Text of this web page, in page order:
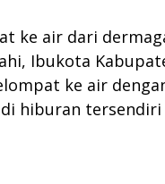
ke air dari
Ibukota
ke air
hiburan tersendiri